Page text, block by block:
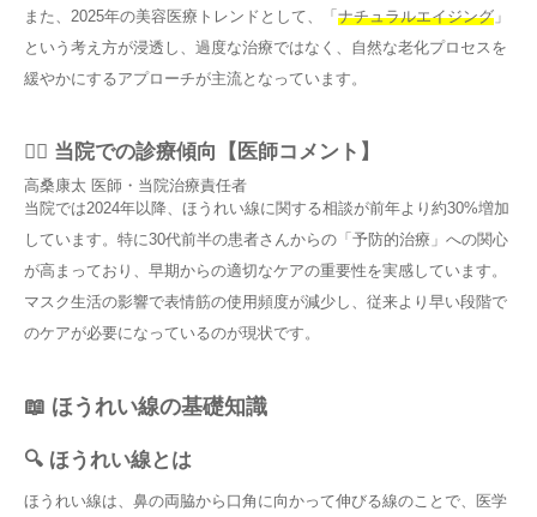
また、2025年の美容医療トレンドとして、「 ナチュラルエイジング 」
という考え方が浸透し、過度な治療ではなく、自然な老化プロセスを
緩やかにするアプローチが主流となっています。
👨‍⚕️ 当院での診療傾向【医師コメント】
高桑康太 医師・当院治療責任者
当院では2024年以降、ほうれい線に関する相談が前年より約30%増加
しています。特に30代前半の患者さんからの「予防的治療」への関心
が高まっており、早期からの適切なケアの重要性を実感しています。
マスク生活の影響で表情筋の使用頻度が減少し、従来より早い段階で
のケアが必要になっているのが現状です。
📖 ほうれい線の基礎知識
🔍 ほうれい線とは
ほうれい線は、鼻の両脇から口角に向かって伸びる線のことで、医学